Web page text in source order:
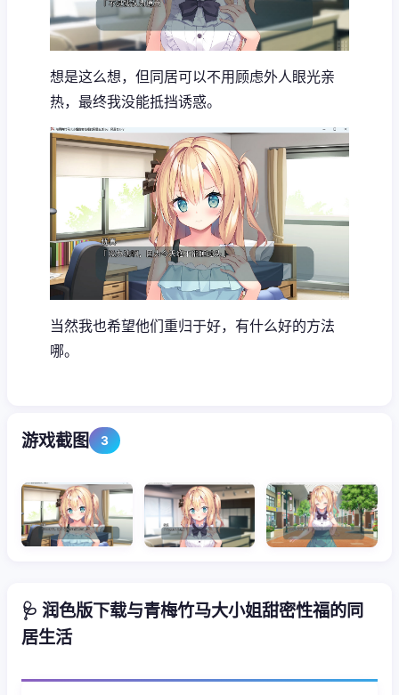
想是这么想，但同居可以不用顾虑外人眼光亲
热，最终我没能抵挡诱惑。
当然我也希望他们重归于好，有什么好的方法
哪。
游戏截图 3
🩺 润色版下载与青梅竹马大小姐甜密性福的同
居生活